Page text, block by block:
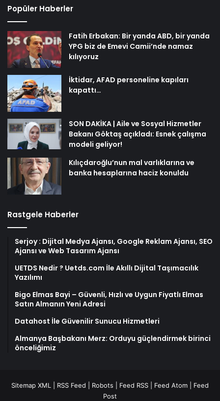
Popüler Haberler
Fatih Erbakan: Bir yanda ABD, bir yanda
YPG biz de Emevi Camii’nde namaz
kılıyoruz
İktidar, AFAD personeline kapıları
kapattı…
SON DAKİKA | Aile ve Sosyal Hizmetler
Bakanı Göktaş açıkladı: Esnek çalışma
modeli geliyor!
Kılıçdaroğlu’nun mal varlıklarına ve
banka hesaplarına haciz konuldu
Rastgele Haberler
Serjoy : Dijital Medya Ajansı, Google Reklam Ajansı, SEO
Ajansı ve Web Tasarım Ajansı
UETDS Nedir ? Uetds.com İle Akıllı Dijital Taşımacılık
Yazılımı
Bigo Elmas Bayi – Güvenli, Hızlı ve Uygun Fiyatlı Elmas
Satın Almanın Yeni Adresi
Datahost İle Güvenilir Sunucu Hizmetleri
Almanya Başbakanı Merz: Orduyu güçlendirmek birinci
önceliğimiz
Sitemap XML RSS Feed Robots Feed RSS Feed Atom
Feed
Post